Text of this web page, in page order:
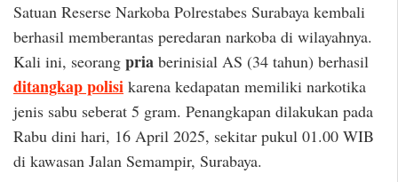
n
Satuan Reserse Narkoba Polrestabes Surabaya kembali
berhasil memberantas peredaran narkoba di wilayahnya.
Kali ini, seorang pria berinisial AS (34 tahun) berhasil
ditangkap polisi karena kedapatan memiliki narkotika
jenis sabu seberat 5 gram. Penangkapan dilakukan pada
Rabu dini hari, 16 April 2025, sekitar pukul 01.00 WIB
di kawasan Jalan Semampir, Surabaya.